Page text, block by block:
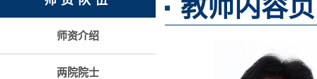
师资介绍
两院院士
教师内容页